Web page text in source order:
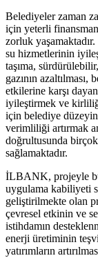
Belediyeler zaman
için yeterli
zorluk
su hizmetlerinin
taşıma,
gazının
etkilerine karşı
iyileştirmek ve
için belediye
verimliliği artırmak
doğrultusunda
sağlamaktadır.
İLBANK, projeyle
uygulama kabiliyeti
geliştirilmekte olan
çevresel etkinin ve
istihdamın
enerji üretiminin
yatırımların